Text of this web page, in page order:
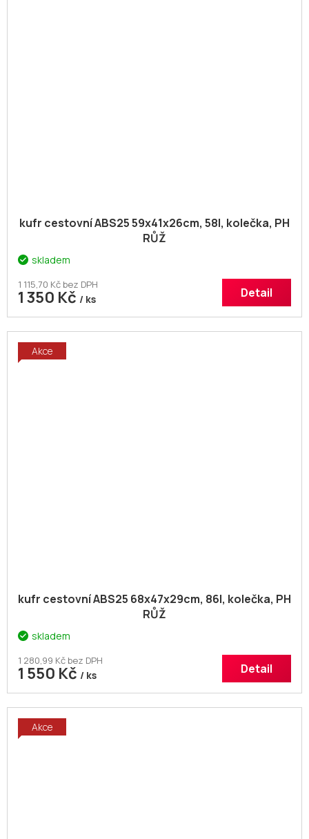
kufr cestovní ABS25 59x41x26cm, 58l, kolečka, PH
RŮŽ
skladem
1 115,70 Kč bez DPH
1 350 Kč / ks Detail
Akce
kufr cestovní ABS25 68x47x29cm, 86l, kolečka, PH
RŮŽ
skladem
1 280,99 Kč bez DPH
1 550 Kč / ks Detail
Akce